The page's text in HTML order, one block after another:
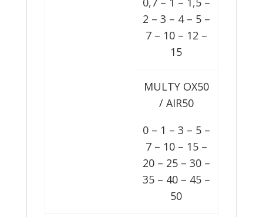
2 – 3 – 4 – 5 –
7 – 10 – 12 –
15
MULTY OX50
/ AIR50
0 – 1 – 3 – 5 –
7 – 10 – 15 –
20 – 25 – 30 –
35 – 40 – 45 –
50